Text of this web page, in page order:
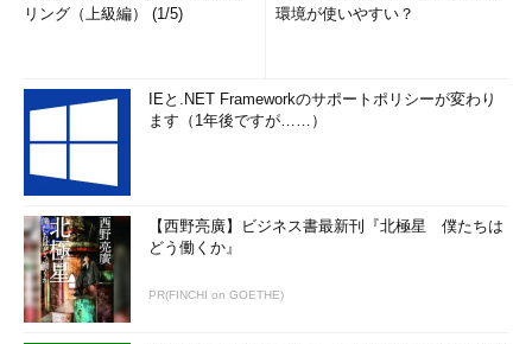
リング（上級編） (1/5)
環境が使いやすい？
IEと.NET Frameworkのサポートポリシーが変わり
ます（1年後ですが……）
【西野亮廣】ビジネス書最新刊『北極星 僕たちは
どう働くか』
PR(FINCHI on GOETHE)